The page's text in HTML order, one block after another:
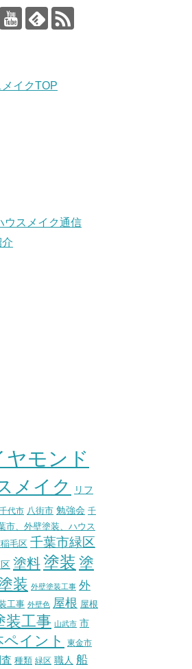
イクTOP
ウスメイク通信
ヤモンド
メイク
リフ
代市 八街市 勉強会 千
市、外壁塗装、ハウス
毛区 千葉市緑区
塗料塗装 塗
装 外壁塗装工事 外
工事 外壁色 屋根 屋根
装工事 山武市 市
ペイント 東金市
種類 緑区 職人 船